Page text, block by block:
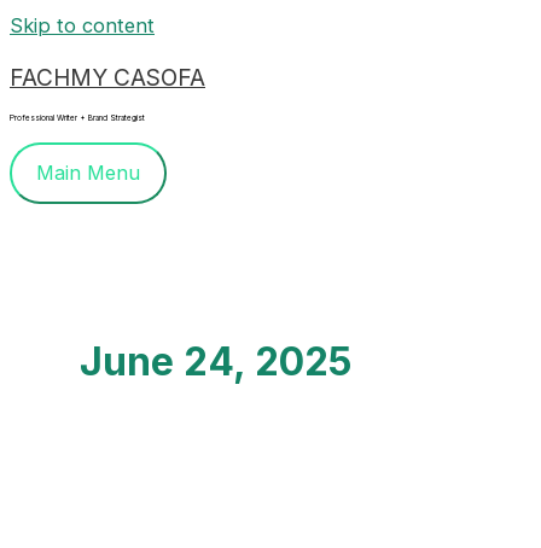
Skip to content
FACHMY CASOFA
Professional Writer + Brand Strategist
Main Menu
June 24, 2025